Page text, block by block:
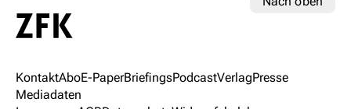
KontaktAboE-PaperBriefingsPodcastVerlagPresse
Mediadaten